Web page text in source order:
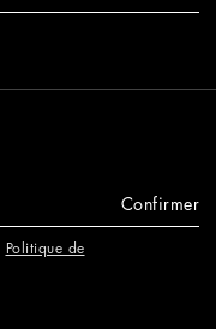
Confirmer
Politique de